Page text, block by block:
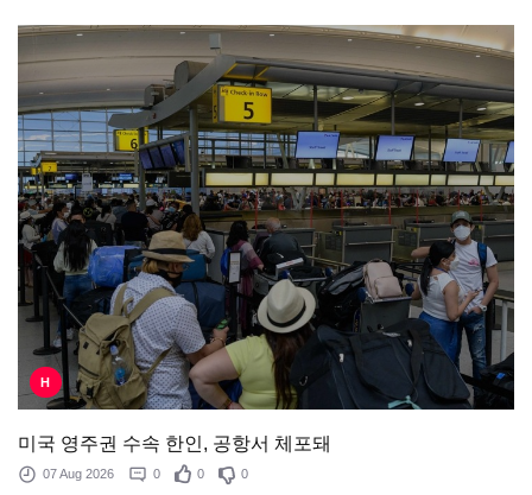
H
미국 영주권 수속 한인, 공항서 체포돼
07 Aug 2026 0 0 0